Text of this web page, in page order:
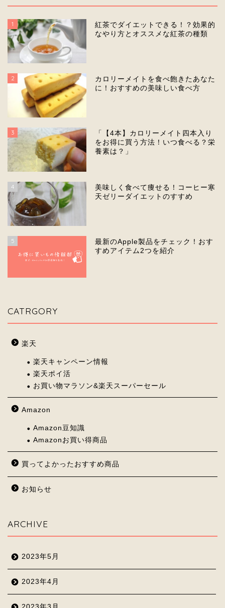
1
紅茶でダイエットできる！？効果的
なやり方とオススメな紅茶の種類
2
カロリーメイトを食べ飽きたあなた
に！おすすめの美味しい食べ方
3
「【4本】カロリーメイト四本入り
をお得に買う方法！いつ食べる？栄
養素は？」
4
美味しく食べて痩せる！コーヒー寒
天ゼリーダイエットのすすめ
5
最新のApple製品をチェック！おす
すめアイテム2つを紹介
CATRGORY
楽天
楽天キャンペーン情報
楽天ポイ活
お買い物マラソン&楽天スーパーセール
Amazon
Amazon豆知識
Amazonお買い得商品
買ってよかったおすすめ商品
お知らせ
ARCHIVE
2023年5月
2023年4月